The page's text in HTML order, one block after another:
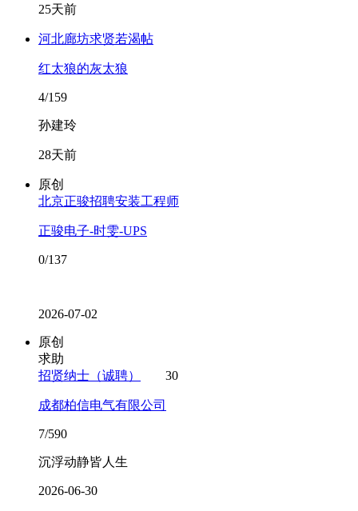
25天前
河北廊坊求贤若渴帖
红太狼的灰太狼
4/159
孙建玲
28天前
原创
北京正骏招聘安装工程师
正骏电子-时雯-UPS
0/137
2026-07-02
原创
求助
招贤纳士（诚聘）
30
成都柏信电气有限公司
7/590
沉浮动静皆人生
2026-06-30